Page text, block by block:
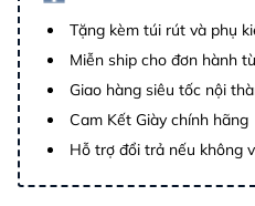
Tặng kèm túi rút và phụ
Miễn ship cho đơn hành
Giao hàng siêu tốc nội
Cam Kết Giày chính hãng
Hỗ trợ đổi trả nếu không